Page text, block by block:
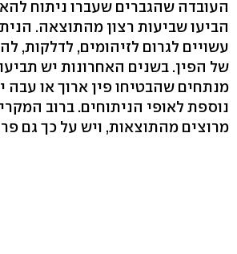
העובדה שהגברים שעברו ניתוח
הביעו שביעות רצון מהתוצאה.
עשויים לגרום לזיהומים, לדלקות,
של הפין. בשנים האחרונות יש
מנתחים שהבטיחו פין ארוך או עבה
נוספת לאופי הניתוחים. ברוב
מרוצים מהתוצאות, ויש על כך גם